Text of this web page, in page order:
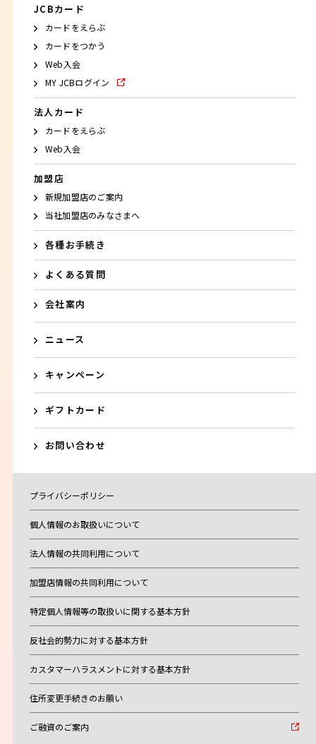
JCBカード
カードをえらぶ
カードをつかう
Web入会
MY JCBログイン
法人カード
カードをえらぶ
Web入会
加盟店
新規加盟店のご案内
当社加盟店のみなさまへ
各種お手続き
よくある質問
会社案内
ニュース
キャンペーン
ギフトカード
お問い合わせ
プライバシーポリシー
個人情報のお取扱いについて
法人情報の共同利用について
加盟店情報の共同利用について
特定個人情報等の取扱いに関する基本方針
反社会的勢力に対する基本方針
カスタマーハラスメントに対する基本方針
住所変更手続きのお願い
ご融資のご案内